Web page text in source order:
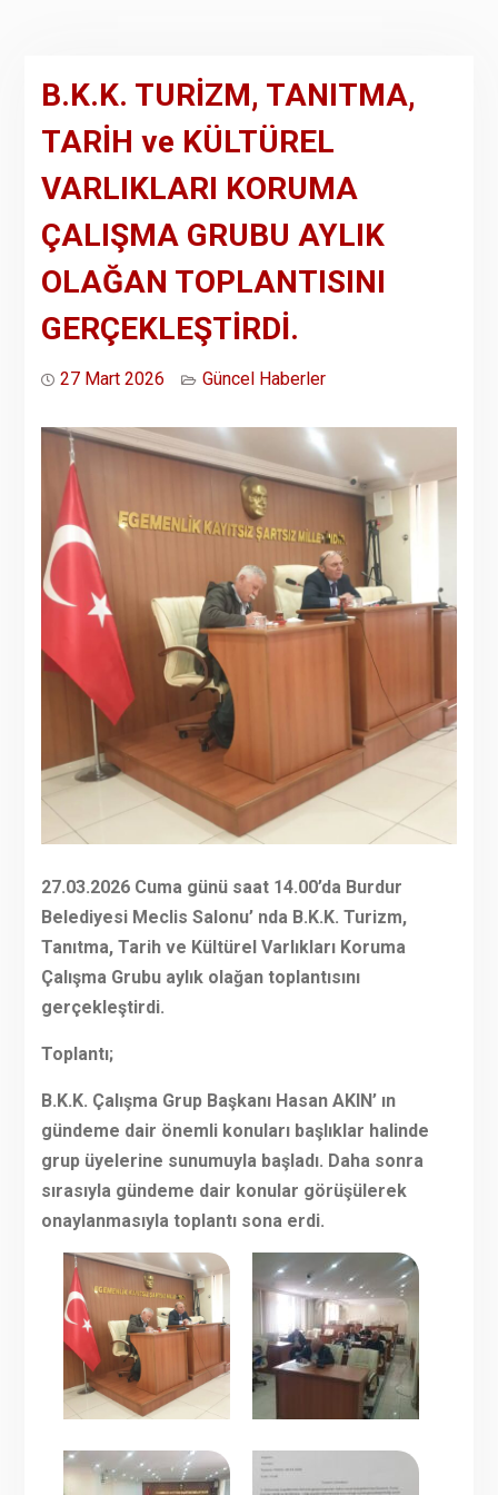
B.K.K. TURİZM, TANITMA,
TARİH ve KÜLTÜREL
VARLIKLARI KORUMA
ÇALIŞMA GRUBU AYLIK
OLAĞAN TOPLANTISINI
GERÇEKLEŞTİRDİ.
27 Mart 2026 Güncel Haberler
27.03.2026 Cuma günü saat 14.00’da Burdur
Belediyesi Meclis Salonu’ nda B.K.K. Turizm,
Tanıtma, Tarih ve Kültürel Varlıkları Koruma
Çalışma Grubu aylık olağan toplantısını
gerçekleştirdi.
Toplantı;
B.K.K. Çalışma Grup Başkanı Hasan AKIN’ ın
gündeme dair önemli konuları başlıklar halinde
grup üyelerine sunumuyla başladı. Daha sonra
sırasıyla gündeme dair konular görüşülerek
onaylanmasıyla toplantı sona erdi.